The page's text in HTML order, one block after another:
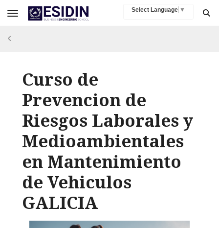
Select Language ▼
Toggle navigation
Curso de
Prevencion de
Riesgos Laborales y
Medioambientales
en Mantenimiento
de Vehiculos
GALICIA